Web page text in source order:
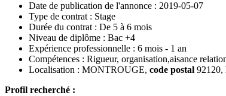
Date de publication de l'annonce : 2019-05-07
Type de contrat : Stage
Durée du contrat : De 5 à 6 mois
Niveau de diplôme : Bac +4
Expérience professionnelle : 6 mois - 1 an
Compétences : Rigueur, organisation,aisance
Localisation : MONTROUGE, code postal 92120,
Profil recherché :